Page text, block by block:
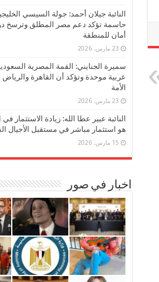
النائبة جيلان أحمد: جولة السيسي
حاسمة تؤكد دعم مصر المطلق وترسخ
أمان للمنطقة
23 مارس، 2026
سميرة الجنايني: القمة المصرية
عربية موحدة وتؤكد أن القاهرة
الأمة
23 مارس، 2026
النائبة عبير عطا الله: زيادة الاستثمار
هو استثمار مباشر في مستقبل الأجيال
15 مارس، 2026
اخبار في صور